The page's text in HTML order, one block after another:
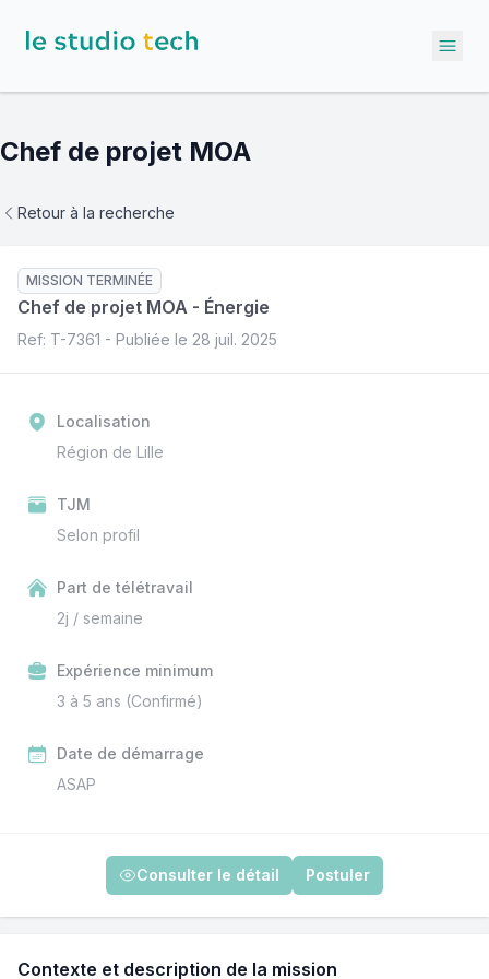
Chef de projet MOA
Retour à la recherche
Chef de projet MOA - Énergie
MISSION TERMINÉE
Ref: T-7361 - Publiée le 28 juil. 2025
Localisation
Région de Lille
TJM
Selon profil
Part de télétravail
2j / semaine
Expérience minimum
3 à 5 ans (Confirmé)
Date de démarrage
ASAP
Consulter le détail Postuler
Contexte et description de la mission